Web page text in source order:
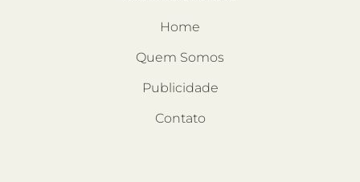
Home
Quem Somos
Publicidade
Contato